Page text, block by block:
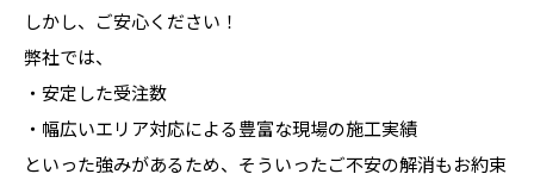
しかし、ご安心ください！
弊社では、
・安定した受注数
・幅広いエリア対応による豊富な現場の施工実績
といった強みがあるため、そういったご不安の解消もお約束